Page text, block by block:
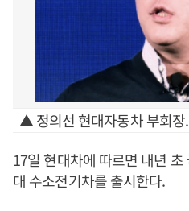
▲ 정의선 현대자동차 부회장.
17일 현대차에 따르면 내년
대 수소전기차를 출시한다.